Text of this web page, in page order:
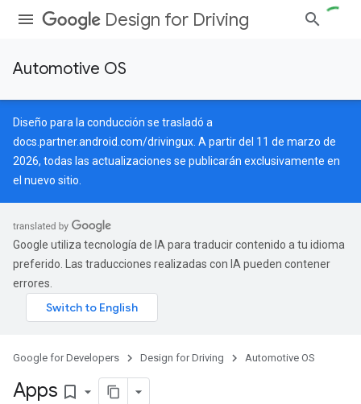
Design for Driving
Automotive OS
Diseño para la conducción se trasladó a
docs.partner.android.com/drivingux . A partir del 11 de marzo de
2026, todas las actualizaciones se publicarán exclusivamente en
el nuevo sitio.
Google utiliza tecnología de IA para traducir contenido a tu idioma
preferido. Las traducciones realizadas con IA pueden contener
errores.
Google for Developers Design for Driving Automotive OS
Apps bookmark_border